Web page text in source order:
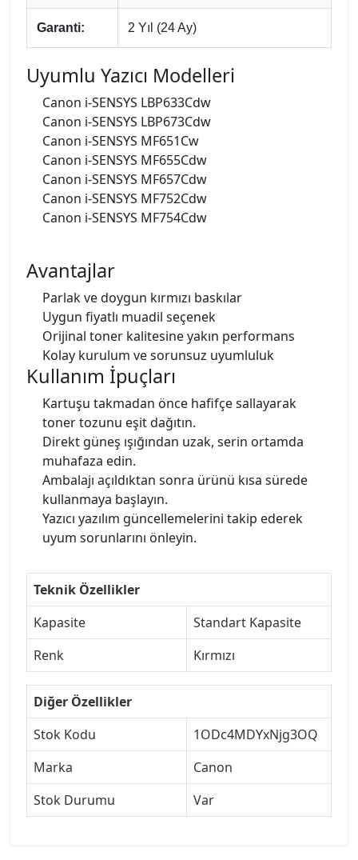
Garanti: 2 Yıl (24 Ay)
Uyumlu Yazıcı Modelleri
Canon i-SENSYS LBP633Cdw
Canon i-SENSYS LBP673Cdw
Canon i-SENSYS MF651Cw
Canon i-SENSYS MF655Cdw
Canon i-SENSYS MF657Cdw
Canon i-SENSYS MF752Cdw
Canon i-SENSYS MF754Cdw
Avantajlar
Parlak ve doygun kırmızı baskılar
Uygun fiyatlı muadil seçenek
Orijinal toner kalitesine yakın performans
Kolay kurulum ve sorunsuz uyumluluk
Kullanım İpuçları
Kartuşu takmadan önce hafifçe sallayarak
toner tozunu eşit dağıtın.
Direkt güneş ışığından uzak, serin ortamda
muhafaza edin.
Ambalajı açıldıktan sonra ürünü kısa sürede
kullanmaya başlayın.
Yazıcı yazılım güncellemelerini takip ederek
uyum sorunlarını önleyin.
Teknik Özellikler
Kapasite
Standart Kapasite
Renk
Kırmızı
Diğer Özellikler
Stok Kodu
1ODc4MDYxNjg3OQ
Marka
Canon
Stok Durumu
Var